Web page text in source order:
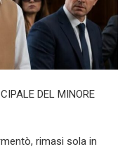
DEL MINORE
rimasi sola in